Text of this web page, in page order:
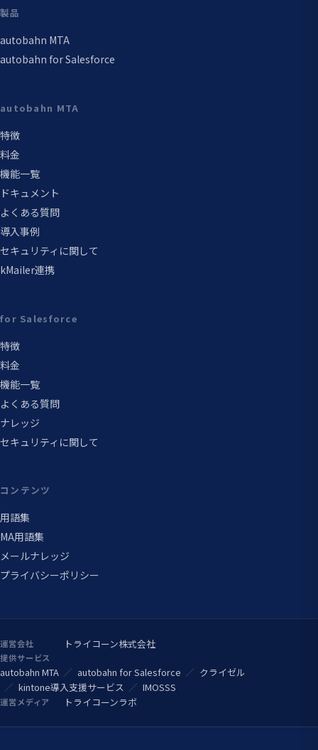
製品
autobahn MTA
autobahn for Salesforce
autobahn MTA
特徴
料金
機能一覧
ドキュメント
よくある質問
導入事例
セキュリティに関して
kMailer連携
for Salesforce
特徴
料金
機能一覧
よくある質問
ナレッジ
セキュリティに関して
コンテンツ
用語集
MA用語集
メールナレッジ
プライバシーポリシー
運営会社 トライコーン株式会社
提供サービス
autobahn MTA autobahn for Salesforce
クライゼル
kintone導入支援サービス
IMOSSS
運営メディア トライコーンラボ